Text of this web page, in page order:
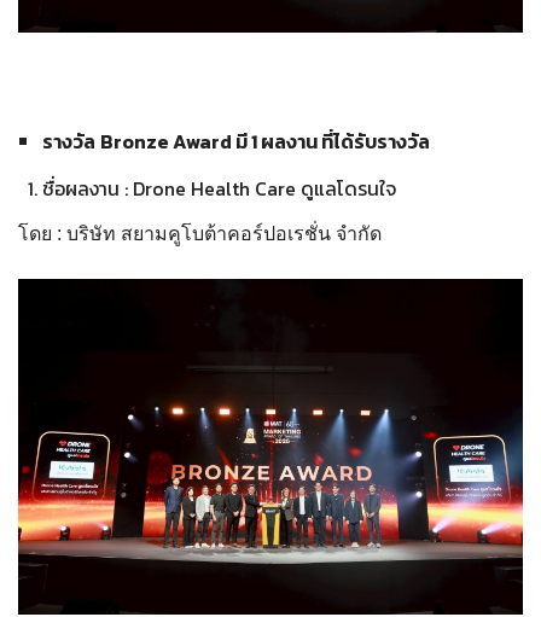
รางวัล Bronze Award มี 1 ผลงาน ที่ได้รับรางวัล
ชื่อผลงาน : Drone Health Care ดูแลโดรนใจ
โดย : บริษัท สยามคูโบต้าคอร์ปอเรชั่น จำกัด